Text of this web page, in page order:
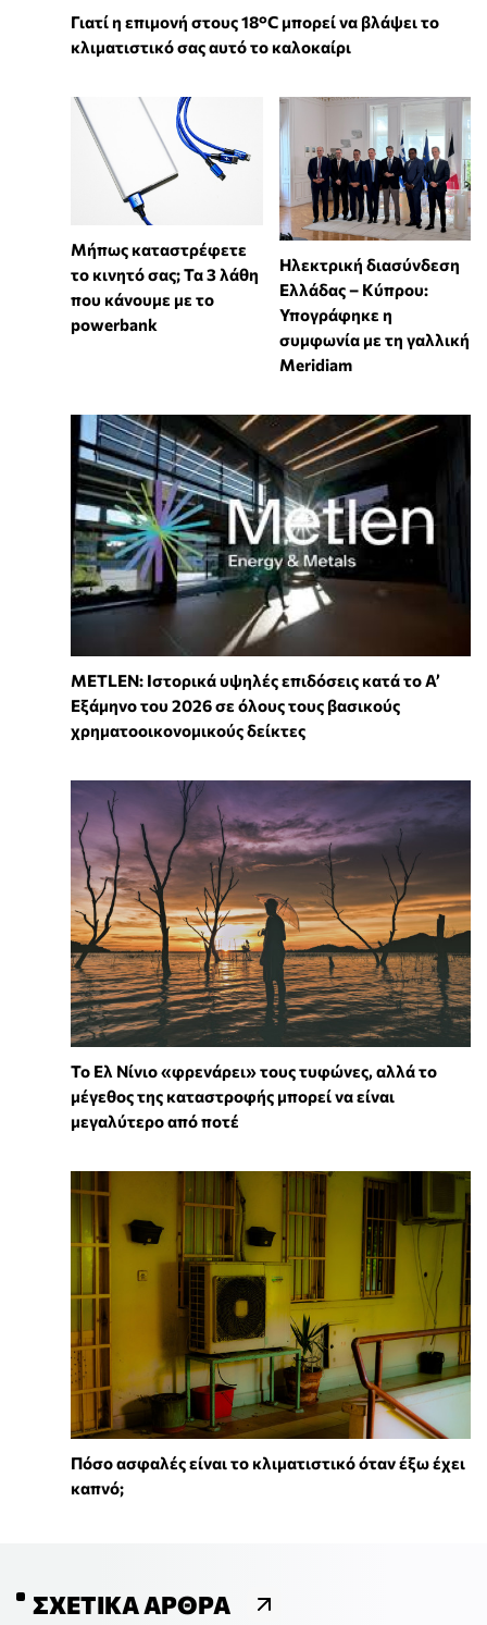
Γιατί η επιμονή στους 18°C μπορεί να βλάψει το
κλιματιστικό σας αυτό το καλοκαίρι
Μήπως καταστρέφετε
το κινητό σας; Τα 3 λάθη
που κάνουμε με το
powerbank
Ηλεκτρική διασύνδεση
Ελλάδας – Κύπρου:
Υπογράφηκε η
συμφωνία με τη γαλλική
Meridiam
METLEN: Ιστορικά υψηλές επιδόσεις κατά το Α’
Εξάμηνο του 2026 σε όλους τους βασικούς
χρηματοοικονομικούς δείκτες
Το Ελ Νίνιο «φρενάρει» τους τυφώνες, αλλά το
μέγεθος της καταστροφής μπορεί να είναι
μεγαλύτερο από ποτέ
Πόσο ασφαλές είναι το κλιματιστικό όταν έξω έχει
καπνό;
ΣΧΕΤΙΚΆ ΆΡΘΡΑ